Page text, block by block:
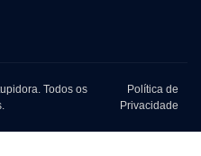
Todos os
Política de
Privacidade